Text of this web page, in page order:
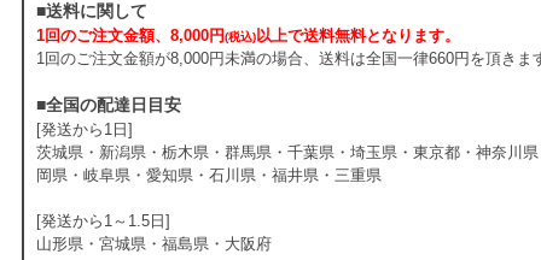
■送料に関して
1回のご注文金額、8,000円(税込)以上で送料無料となります。
1回のご注文金額が8,000円未満の場合、送料は全国一律660円を頂きま
■全国の配達日目安
[発送から1日]
茨城県・新潟県・栃木県・群馬県・千葉県・埼玉県・東京都・神奈川
岡県・岐阜県・愛知県・石川県・福井県・三重県
[発送から1～1.5日]
山形県・宮城県・福島県・大阪府